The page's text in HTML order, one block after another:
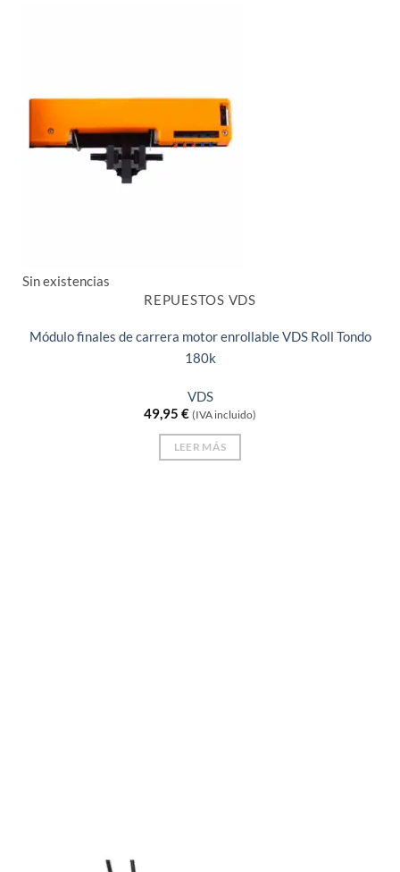
Sin existencias
REPUESTOS VDS
Módulo finales de carrera motor enrollable VDS Roll Tondo
180k
VDS
49,95 € (IVA incluido)
LEER MÁS